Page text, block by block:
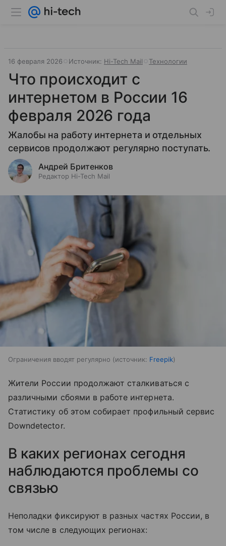
16 февраля 2026 Источник: Hi-Tech Mail Технологии
Что происходит с
интернетом в России 16
февраля 2026 года
Жалобы на работу интернета и отдельных
сервисов продолжают регулярно поступать.
Андрей Бритенков
Редактор Hi-Tech Mail
Ограничения вводят регулярно источник: Freepik
Жители России продолжают сталкиваться с
различными сбоями в работе интернета.
Статистику об этом собирает профильный сервис
Downdetector.
В каких регионах сегодня
наблюдаются проблемы со
связью
Неполадки фиксируют в разных частях России, в
том числе в следующих регионах: